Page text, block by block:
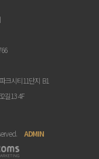
크시티11단지 B1
길13 4F
ADMIN